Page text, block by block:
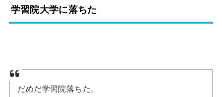
学習院大学に落ちた
だめだ学習院落ちた。